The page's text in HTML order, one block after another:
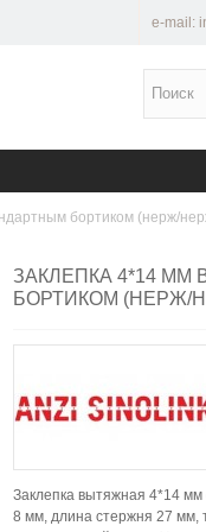
e-mail:
бортиком (нерж/
ЗАКЛЕПКА 4*14
БОРТИКОМ (НЕРЖ/
Заклепка вытяжная 4*14
8 мм, длина стержня 27 мм,